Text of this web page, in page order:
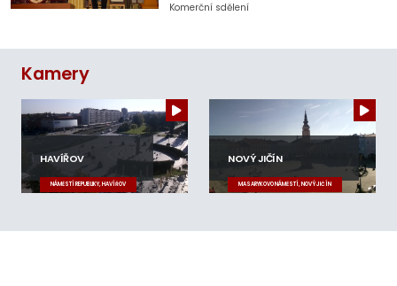
Komerční sdělení
Kamery
HAVÍŘOV
NÁMĚSTÍ REPUBLIKY, HAVÍŘOV
NOVÝ JIČÍN
MASARYKOVO NÁMĚSTÍ, NOVÝ JIČÍN